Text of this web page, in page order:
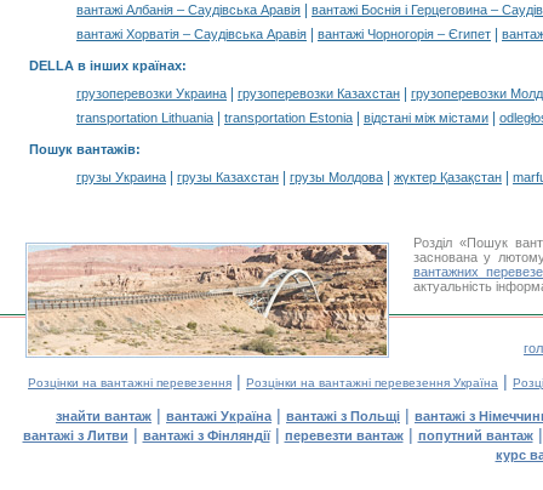
вантажі Албанія – Саудівська Аравія
вантажі Боснія і Герцеговина –
вантажі Хорватія – Саудівська Аравія
вантажі Чорногорія – Єгипет
DELLA в інших країнах:
грузоперевозки Украина
грузоперевозки Казахстан
грузоперевозки
transportation Lithuania
transportation Estonia відстані між містами
Пошук вантажів:
грузы Украина
грузы Казахстан грузы Молдова жүктер Қазақстан
Розділ «Пошук
заснована у
вантажних
актуальність
Розцінки на вантажні перевезення | Розцінки на вантажні перевезення Україна |
знайти вантаж | вантажі Україна | вантажі з Польщі | вантажі з
вантажі з Литви | вантажі з Фінляндії| перевезти вантаж| попутний вантаж
курс